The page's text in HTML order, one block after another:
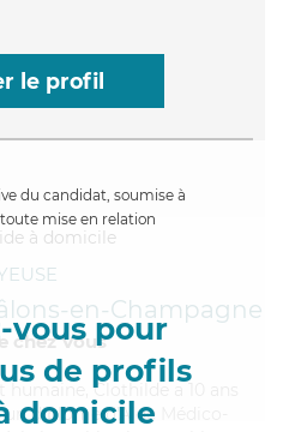
le profil
du candidat, soumise à
mise en relation
vous pour
de profils
domicile
en-Champagne
chez Vous
humaine, Clothilde a 10 ans
un diplôme d'Aide Médico-